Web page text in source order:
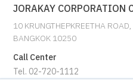
JORAKAY CORPORATION
10 KRUNGTHEPKREETHA
BANGKOK 10250
Call Center
Tel. 02-720-1112